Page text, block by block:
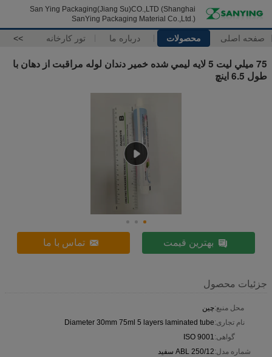
San Ying Packaging(Jiang Su)CO.,LTD (Shanghai
SanYing Packaging Material Co.,Ltd.)
صفحه اصلی محصولات درباره ما تور کارخانه >>
75 ميلي ليت 5 لايه ليمي شده خمیر دندان لوله مراقبت از دهان با
طول 6.5 اينچ
بهترین قیمت تماس با ما
جزئیات محصول
محل منبع:چين
نام تجاری:Diameter 30mm 75ml 5 layers laminated tube
گواهی:ISO 9001
شماره مدل:ABL 250/12 سفید